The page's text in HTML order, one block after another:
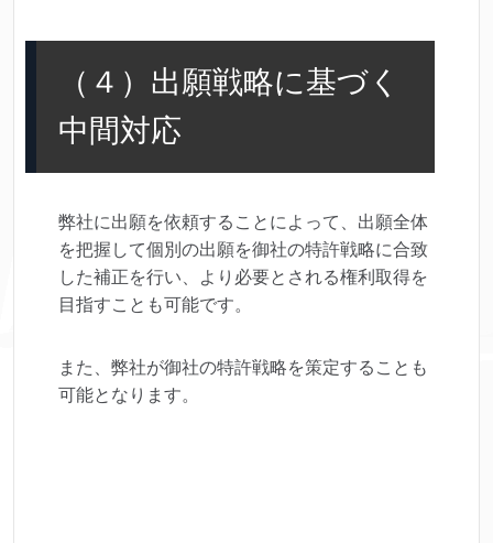
（４）出願戦略に基づく
中間対応
弊社に出願を依頼することによって、出願全体
を把握して個別の出願を御社の特許戦略に合致
した補正を行い、より必要とされる権利取得を
目指すことも可能です。
また、弊社が御社の特許戦略を策定することも
可能となります。